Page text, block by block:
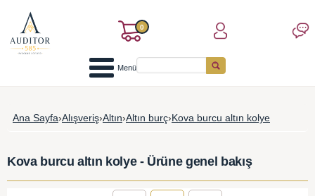
0
Menü
Ana Sayfa›Alışveriş›Altın›Altın burç›Kova burcu altın kolye
Kova burcu altın kolye - Ürüne genel bakış